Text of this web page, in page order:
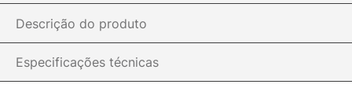
Descrição do produto
Especificações técnicas